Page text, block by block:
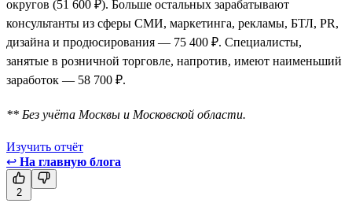
округов (51 600 ₽). Больше остальных зарабатывают
консультанты из сферы СМИ, маркетинга, рекламы, БТЛ, PR,
дизайна и продюсирования — 75 400 ₽. Специалисты,
занятые в розничной торговле, напротив, имеют наименьший
заработок — 58 700 ₽.
** Без учёта Москвы и Московской области.
Изучить отчёт
↩ На главную блога
2